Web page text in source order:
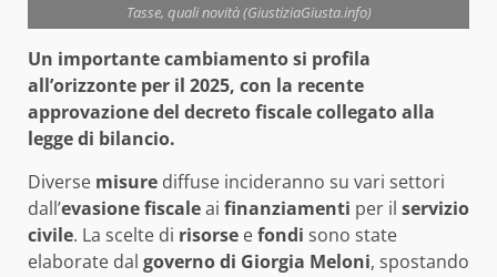
Tasse, quali novità (GiustiziaGiusta.info)
Un importante cambiamento si profila
all’orizzonte per il 2025, con la recente
approvazione del decreto fiscale collegato alla
legge di bilancio.
Diverse misure diffuse incideranno su vari settori
dall’evasione fiscaleai finanziamenti per il servizio
civile. La scelte di risorse efondi sono state
elaborate dal governo di Giorgia Meloni, spostando